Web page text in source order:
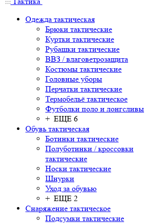
Одежда тактическая
Брюки тактические
Куртки тактические
Рубашки тактические
ВВЗ / влаговетрозащита
Костюмы тактические
Головные уборы
Перчатки тактические
Термобельё тактическое
Футболки поло и лонгсливы
+ ЕЩЕ 6
Обувь тактическая
Ботинки тактические
Полуботинки / кроссовки
тактические
Носки тактические
Шнурки
Уход за обувью
+ ЕЩЕ 2
Снаряжение тактическое
Подсумки тактические